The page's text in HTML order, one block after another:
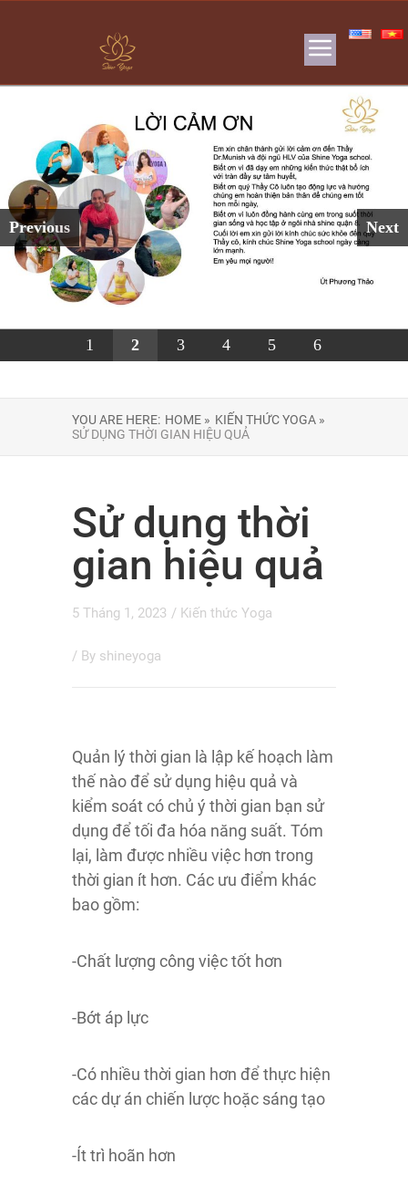
Previous Next
1 2 3 4 5 6
YOU ARE HERE: HOME » KIẾN THỨC YOGA »
SỬ DỤNG THỜI GIAN HIỆU QUẢ
Sử dụng thời
gian hiệu quả
5 Tháng 1, 2023 / Kiến thức Yoga
/ By shineyoga
Quản lý thời gian là lập kế hoạch làm
thế nào để sử dụng hiệu quả và
kiểm soát có chủ ý thời gian bạn sử
dụng để tối đa hóa năng suất. Tóm
lại, làm được nhiều việc hơn trong
thời gian ít hơn. Các ưu điểm khác
bao gồm:
-Chất lượng công việc tốt hơn
-Bớt áp lực
-Có nhiều thời gian hơn để thực hiện
các dự án chiến lược hoặc sáng tạo
-Ít trì hoãn hơn